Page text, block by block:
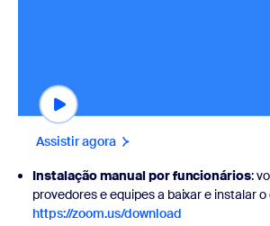
Instalação manual por funcionários:
provedores e equipes a baixar e instalar
https://zoom.us/download
Assistir agora